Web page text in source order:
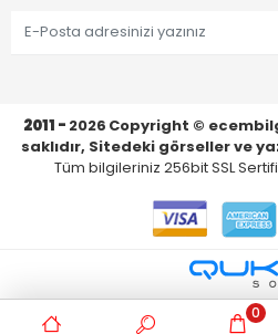
2011 - 2026 Copyright ©
saklıdır, Sitedeki görseller ve
Tüm bilgileriniz 256bit SSL
0